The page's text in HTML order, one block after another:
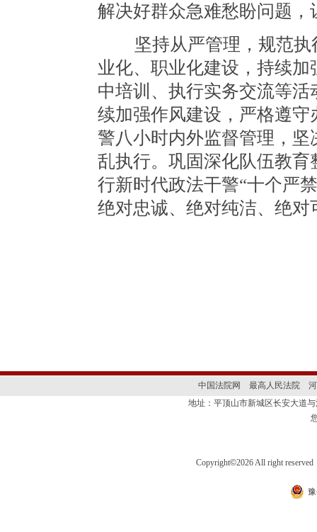
解决好群众急难愁盼问题
坚持从严管理，规范执
业化、职业化建设，持续
中培训、执行实务交流等
续加强作风建设，严格遵
警八小时内外监督管理，
乱执行。巩固深化队伍教
行新时代政法干警“十个严
绝对忠诚、绝对纯洁、绝
中国法院网 最高人民法院
地址：平顶山市新城区长安大
Copyright©2026 All right